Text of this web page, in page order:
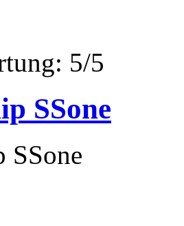
5/5
SSone